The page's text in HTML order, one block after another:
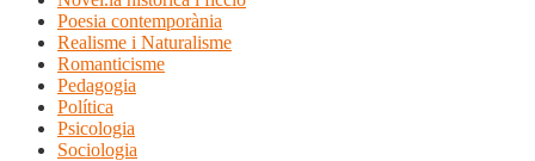
Poesia contemporània
Realisme i Naturalisme
Romanticisme
Pedagogia
Política
Psicologia
Sociologia